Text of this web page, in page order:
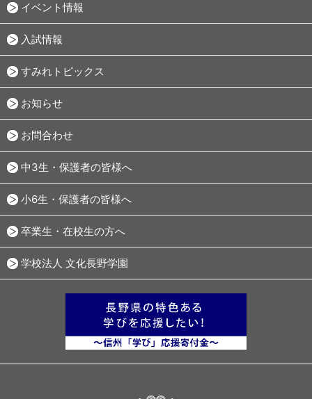
イベント情報
入試情報
すみれトピックス
お知らせ
お問合わせ
中3生・保護者の皆様へ
小6生・保護者の皆様へ
卒業生・在校生の方へ
学校法人 文化長野学園